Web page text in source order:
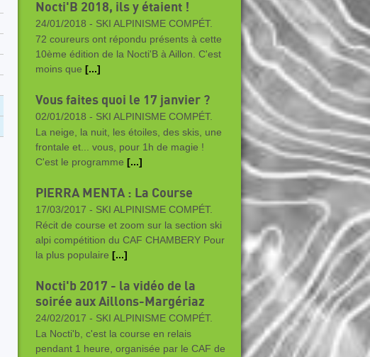
Nocti'B 2018, ils y étaient !
24/01/2018 - SKI ALPINISME COMPÉT.
72 coureurs ont répondu présents à cette
10ème édition de la Nocti'B à Aillon. C'est
moins que [...]
Vous faites quoi le 17 janvier ?
02/01/2018 - SKI ALPINISME COMPÉT.
La neige, la nuit, les étoiles, des skis, une
frontale et... vous, pour 1h de magie !
C'est le programme [...]
PIERRA MENTA : La Course
17/03/2017 - SKI ALPINISME COMPÉT.
Récit de course et zoom sur la section ski
alpi compétition du CAF CHAMBERY Pour
la plus populaire [...]
Nocti'b 2017 - la vidéo de la
soirée aux Aillons-Margériaz
24/02/2017 - SKI ALPINISME COMPÉT.
La Nocti'b, c'est la course en relais
pendant 1 heure, organisée par le CAF de